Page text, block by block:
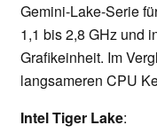
Gemini-Lake-Serie
1,1 bis 2,8 GHz und
Grafikeinheit. Im
langsameren CPU
Intel Tiger Lake: